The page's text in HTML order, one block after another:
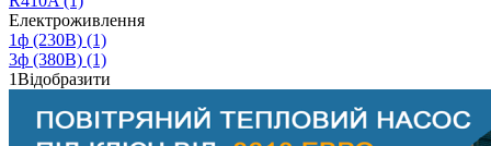
Електроживлення
1ф (230В) (1)
3ф (380В) (1)
1Відобразити